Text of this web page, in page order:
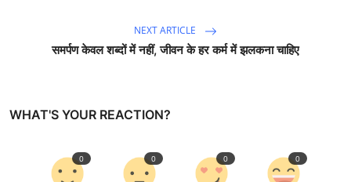
NEXT ARTICLE
समर्पण केवल शब्दों में नहीं, जीवन के हर कर्म में झलकना चाहिए
WHAT'S YOUR REACTION?
0 0 0 0